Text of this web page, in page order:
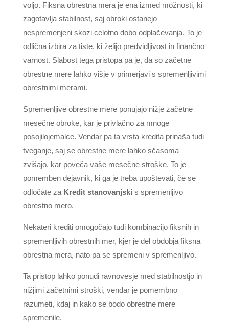
voljo. Fiksna obrestna mera je ena izmed možnosti, ki
zagotavlja stabilnost, saj obroki ostanejo
nespremenjeni skozi celotno dobo odplačevanja. To je
odlična izbira za tiste, ki želijo predvidljivost in finančno
varnost. Slabost tega pristopa pa je, da so začetne
obrestne mere lahko višje v primerjavi s spremenljivimi
obrestnimi merami.
Spremenljive obrestne mere ponujajo nižje začetne
mesečne obroke, kar je privlačno za mnoge
posojilojemalce. Vendar pa ta vrsta kredita prinaša tudi
tveganje, saj se obrestne mere lahko sčasoma
zvišajo, kar poveča vaše mesečne stroške. To je
pomemben dejavnik, ki ga je treba upoštevati, če se
odločate za Kredit stanovanjski s spremenljivo
obrestno mero.
Nekateri krediti omogočajo tudi kombinacijo fiksnih in
spremenljivih obrestnih mer, kjer je del obdobja fiksna
obrestna mera, nato pa se spremeni v spremenljivo.
Ta pristop lahko ponudi ravnovesje med stabilnostjo in
nižjimi začetnimi stroški, vendar je pomembno
razumeti, kdaj in kako se bodo obrestne mere
spremenile.